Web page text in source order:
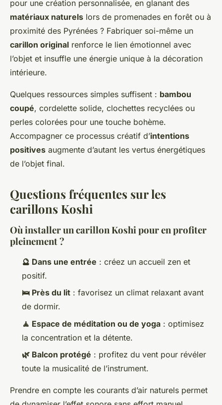
pour une création personnalisée, en glanant des
matériaux naturels lors de promenades en forêt ou à
proximité des Pyrénées ? Fabriquer soi-même un
carillon original renforce le lien émotionnel avec
l’objet et insuffle une énergie unique à la décoration
intérieure.
Quelques ressources simples suffisent : bambou
coupé, cordelette solide, clochettes recyclées ou
perles colorées pour une touche bohème.
Accompagner ce processus créatif d’intentions
positives augmente d’autant les vertus énergétiques
de l’objet final.
Questions fréquentes sur les
carillons Koshi
Où installer un carillon Koshi pour en profiter
pleinement ?
🔮 Dans une entrée : créez un accueil zen et
positif.
🛌 Près du lit : favorisez un climat relaxant avant
de dormir.
🧘 Espace de méditation ou de yoga : optimisez
la concentration et la détente.
🌿 Balcon protégé : profitez du vent pour révéler
toute la musicalité de l’instrument.
Prendre en compte les courants d’air naturels permet